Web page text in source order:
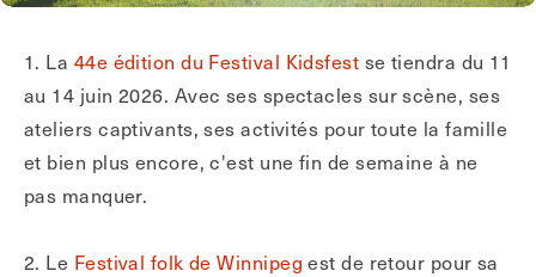
1. La 44e édition du Festival Kidsfest se tiendra du 11
au 14 juin 2026. Avec ses spectacles sur scène, ses
ateliers captivants, ses activités pour toute la famille
et bien plus encore, c'est une fin de semaine à ne
pas manquer.
2. Le Festival folk de Winnipeg est de retour pour sa